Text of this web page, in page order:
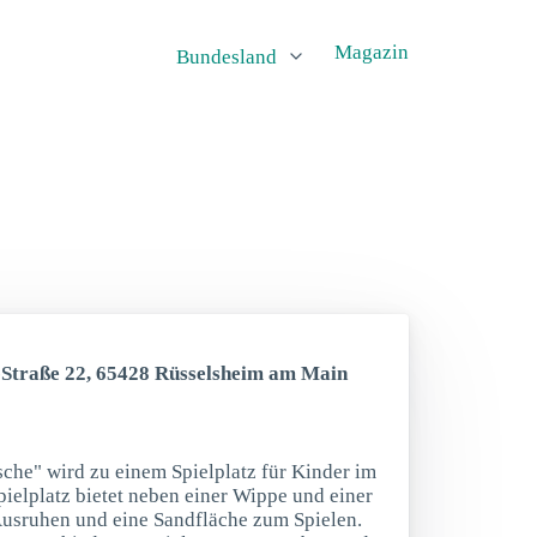
Bundesland Magazin
22, 65428 Rüsselsheim am Main
wird zu einem Spielplatz für Kinder im
bietet neben einer Wippe und einer
und eine Sandfläche zum Spielen.